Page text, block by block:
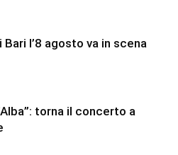
Bari l’8 agosto va in scena
torna il concerto a